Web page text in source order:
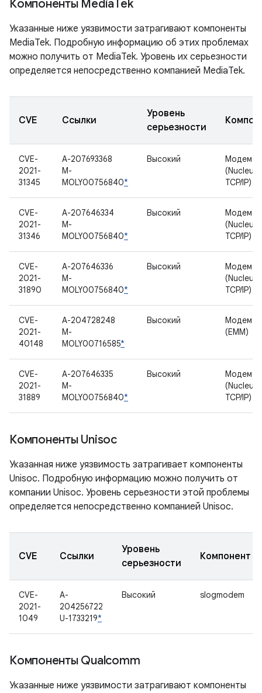
Компоненты Media Tek
Указанные ниже уязвимости затрагивают компоненты
MediaTek. Подробную информацию об этих проблемах
можно получить от MediaTek. Уровень их серьезности
определяется непосредственно компанией MediaTek.
CVE Ссылки
Уровень
серьезности
CVE-
2021-
31345
A-207693368
M-
MOLY00756840*
Высокий
Модем
(Nucleus
TCP/IP)
CVE-
2021-
31346
A-207646334
M-
MOLY00756840*
Высокий
Модем
(Nucleus
TCP/IP)
CVE-
2021-
31890
A-207646336
M-
MOLY00756840*
Высокий
Модем
(Nucleus
TCP/IP)
CVE-
2021-
40148
A-204728248
M-
MOLY00716585*
Высокий
Модем
(EMM)
CVE-
2021-
31889
A-207646335
M-
MOLY00756840*
Высокий
Модем
(Nucleus
TCP/IP)
Компоненты Unisoc
Указанная ниже уязвимость затрагивает компоненты
Unisoc. Подробную информацию можно получить от
компании Unisoc. Уровень серьезности этой проблемы
определяется непосредственно компанией Unisoc.
CVE Ссылки
Уровень
серьезности
Компонент
CVE-
2021-
1049
A-
204256722
U-1733219*
Высокий slogmodem
Компоненты Qualcomm
Указанные ниже уязвимости затрагивают компоненты